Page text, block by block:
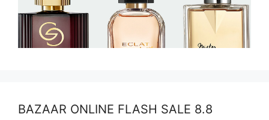
BAZAAR ONLINE FLASH SALE 8.8